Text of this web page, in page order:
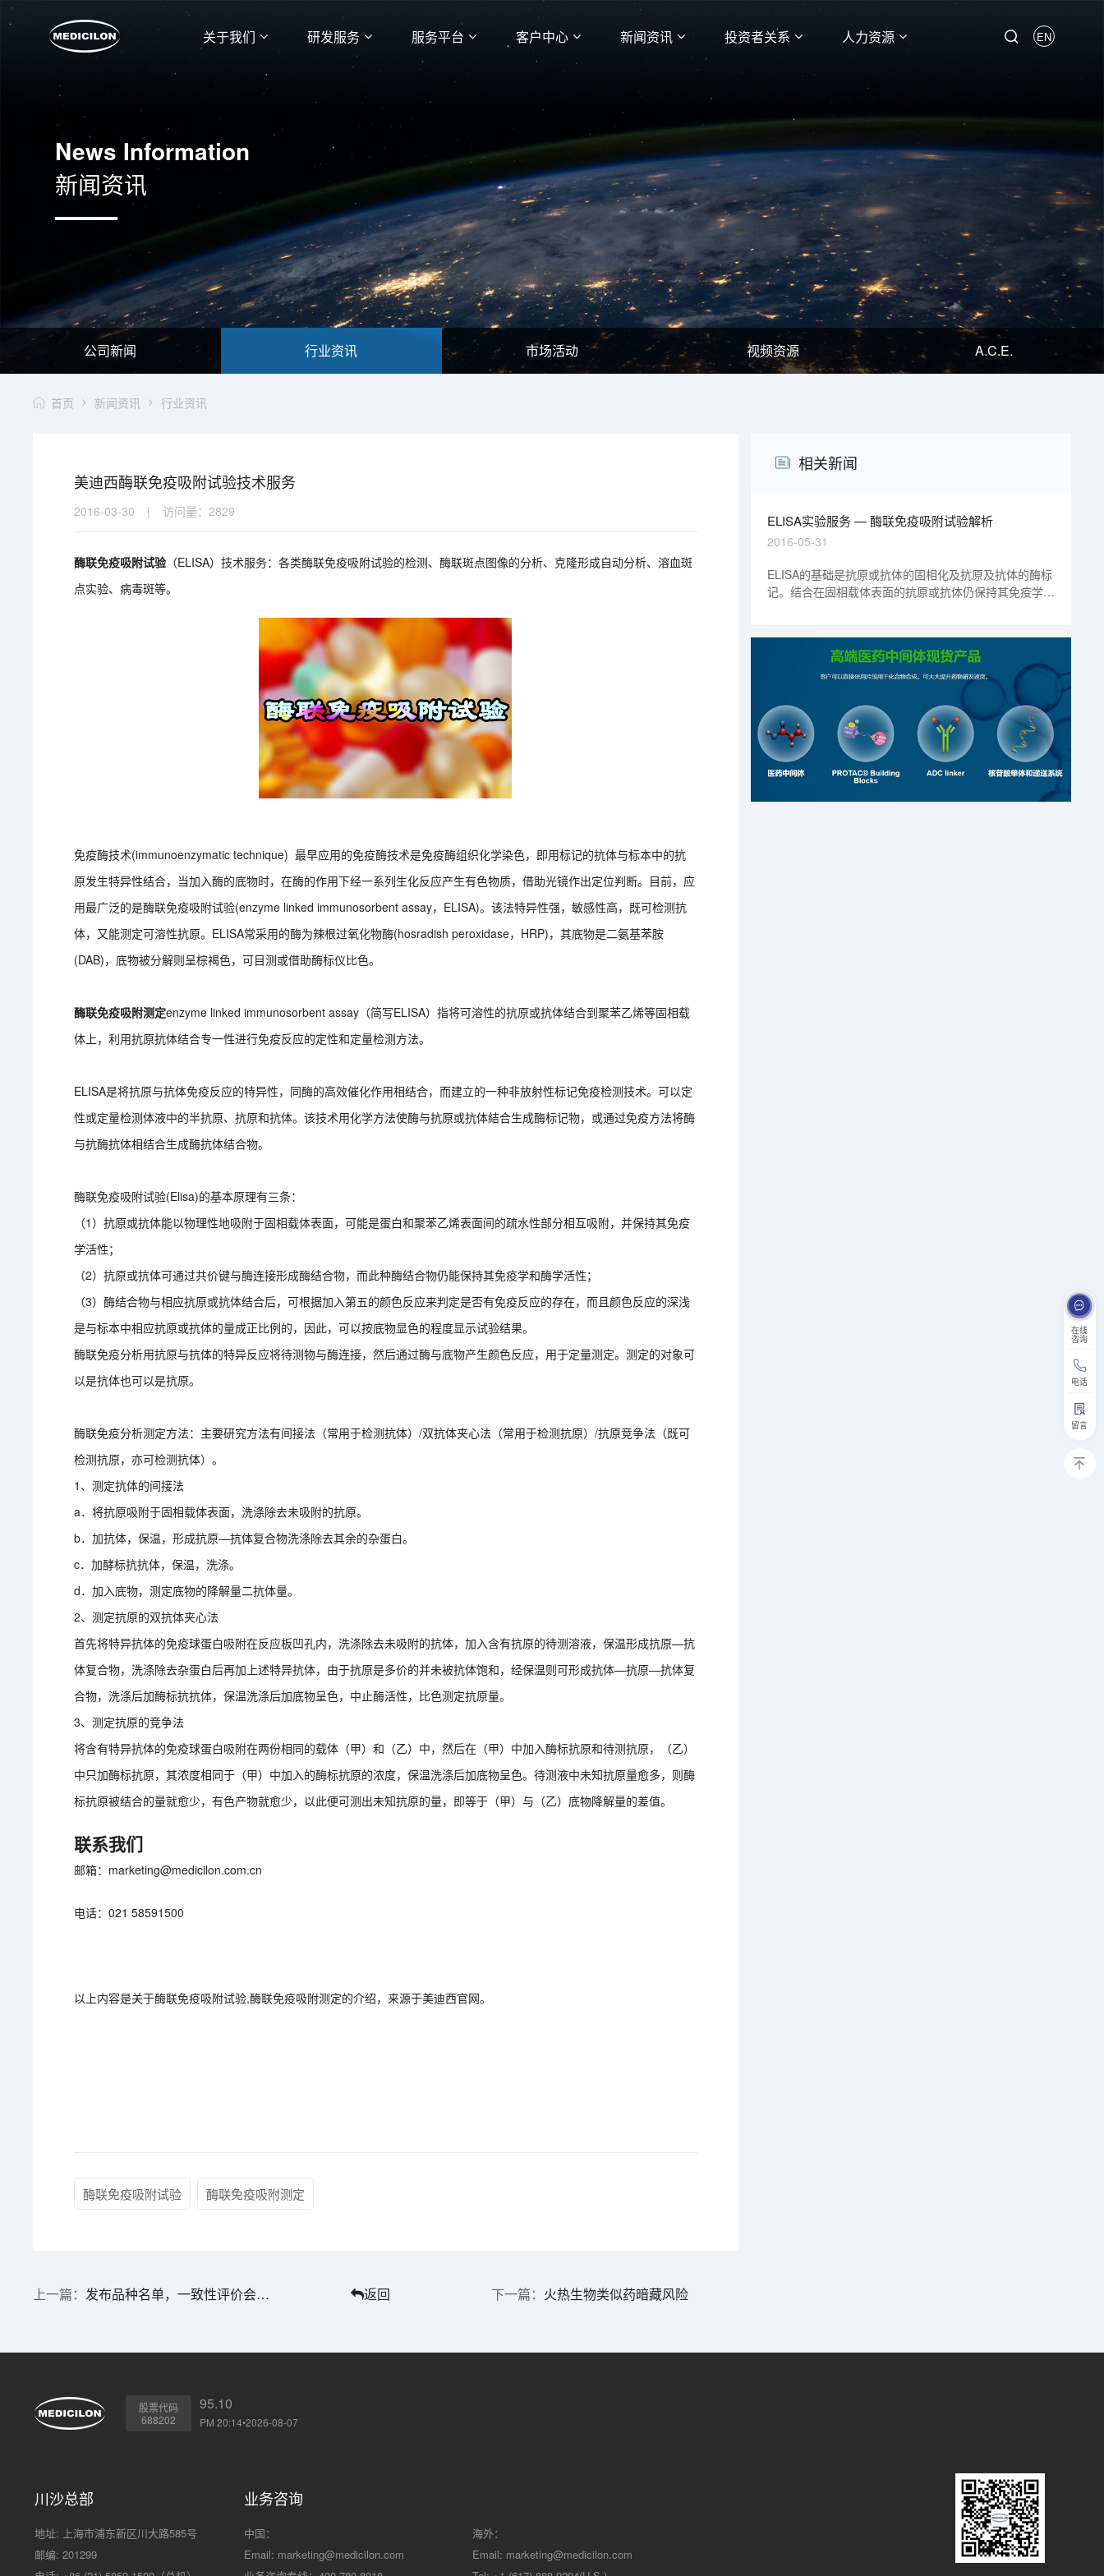
关于我们 研发服务 服务平台 客户中心 新闻资讯 投资者关系 人力资源 EN
在线
咨询
电话
留言
News Information
新闻资讯
公司新闻 行业资讯 市场活动 视频资源 A.C.E.
首页 新闻资讯 行业资讯
美迪西酶联免疫吸附试验技术服务
2016-03-30 | 访问量：2829
酶联免疫吸附试验（ELISA）技术服务：各类酶联免疫吸附试验的检测、酶联斑点图像的分析、克隆形成自动分析、溶血斑
点实验、病毒斑等。
免疫酶技术(immunoenzymatic technique) 最早应用的免疫酶技术是免疫酶组织化学染色，即用标记的抗体与标本中的抗
原发生特异性结合，当加入酶的底物时，在酶的作用下经一系列生化反应产生有色物质，借助光镜作出定位判断。目前，应
用最广泛的是酶联免疫吸附试验(enzyme linked immunosorbent assay，ELISA)。该法特异性强，敏感性高，既可检测抗
体，又能测定可溶性抗原。ELISA常采用的酶为辣根过氧化物酶(hosradish peroxidase，HRP)，其底物是二氨基苯胺
(DAB)，底物被分解则呈棕褐色，可目测或借助酶标仪比色。
酶联免疫吸附测定enzyme linked immunosorbent assay（简写ELISA）指将可溶性的抗原或抗体结合到聚苯乙烯等固相载
体上，利用抗原抗体结合专一性进行免疫反应的定性和定量检测方法。
ELISA是将抗原与抗体免疫反应的特异性，同酶的高效催化作用相结合，而建立的一种非放射性标记免疫检测技术。可以定
性或定量检测体液中的半抗原、抗原和抗体。该技术用化学方法使酶与抗原或抗体結合生成酶标记物，或通过免疫方法将酶
与抗酶抗体相结合生成酶抗体结合物。
酶联免疫吸附试验(Elisa)的基本原理有三条：
（1）抗原或抗体能以物理性地吸附于固相载体表面，可能是蛋白和聚苯乙烯表面间的疏水性部分相互吸附，并保持其免疫
学活性；
（2）抗原或抗体可通过共价键与酶连接形成酶结合物，而此种酶结合物仍能保持其免疫学和酶学活性；
（3）酶结合物与相应抗原或抗体结合后，可根据加入第五的颜色反应来判定是否有免疫反应的存在，而且颜色反应的深浅
是与标本中相应抗原或抗体的量成正比例的，因此，可以按底物显色的程度显示试验结果。
酶联免疫分析用抗原与抗体的特异反应将待测物与酶连接，然后通过酶与底物产生颜色反应，用于定量测定。测定的对象可
以是抗体也可以是抗原。
酶联免疫分析测定方法：主要研究方法有间接法（常用于检测抗体）/双抗体夹心法（常用于检测抗原）/抗原竞争法（既可
检测抗原，亦可检测抗体）。
1、测定抗体的间接法
a．将抗原吸附于固相载体表面，洗涤除去未吸附的抗原。
b．加抗体，保温，形成抗原—抗体复合物洗涤除去其余的杂蛋白。
c．加酵标抗抗体，保温，洗涤。
d．加入底物，测定底物的降解量二抗体量。
2、测定抗原的双抗体夹心法
首先将特异抗体的免疫球蛋白吸附在反应板凹孔内，洗涤除去未吸附的抗体，加入含有抗原的待测溶液，保温形成抗原—抗
体复合物，洗涤除去杂蛋白后再加上述特异抗体，由于抗原是多价的并未被抗体饱和，经保温则可形成抗体—抗原—抗体复
合物，洗涤后加酶标抗抗体，保温洗涤后加底物呈色，中止酶活性，比色测定抗原量。
3、测定抗原的竞争法
将含有特异抗体的免疫球蛋白吸附在两份相同的载体（甲）和（乙）中，然后在（甲）中加入酶标抗原和待测抗原，（乙）
中只加酶标抗原，其浓度相同于（甲）中加入的酶标抗原的浓度，保温洗涤后加底物呈色。待测液中未知抗原量愈多，则酶
标抗原被结合的量就愈少，有色产物就愈少，以此便可测出未知抗原的量，即等于（甲）与（乙）底物降解量的差值。
联系我们
邮箱：marketing@medicilon.com.cn
电话：021 58591500
以上内容是关于酶联免疫吸附试验,酶联免疫吸附测定的介绍，来源于美迪西官网。
酶联免疫吸附试验 酶联免疫吸附测定
发布品种名单，一致性评价会否集中审评 返回 火热生物类似药暗藏风险
相关新闻
ELISA实验服务 — 酶联免疫吸附试验解析
2016-05-31
ELISA的基础是抗原或抗体的固相化及抗原及抗体的酶标
记。结合在固相载体表面的抗原或抗体仍保持其免疫学活
股票代码
688202
95.10
PM 20:14•2026-08-07
川沙总部
地址: 上海市浦东新区川大路585号
邮编: 201299
业务咨询
中国：
Email: marketing@medicilon.com
海外：
Email: marketing@medicilon.com